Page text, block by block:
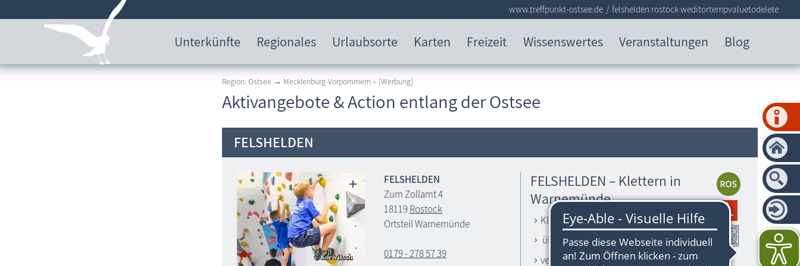
Unterkünfte Regionales Urlaubsorte Karten Freizeit Wissenswertes Veranstaltungen Blog
www.treffpunkt-ostsee.de felshelden rostock weditortempvaluetodelete
Region: Ostsee → Mecklenburg-Vorpommern– [Werbung]
Aktivangebote & Action entlang der Ostsee
FELSHELDEN
FELSHELDEN
Zum Zollamt 4
18119Rostock
Ortsteil Warnemünde
0179 - 278 57 39
FELSHELDEN – Klettern in
Warnemünde
Klettern auf Absprunghöhe
über 120 Routen
verschiedene Schwierigkeitsgrade